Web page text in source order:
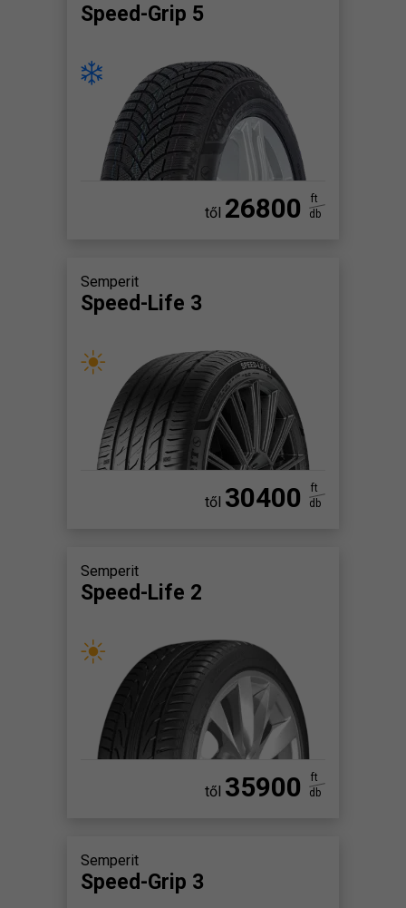
Speed-Grip 5
től 26800
ft
db
Semperit
Speed-Life 3
től 30400
ft
db
Semperit
Speed-Life 2
től 35900
ft
db
Semperit
Speed-Grip 3